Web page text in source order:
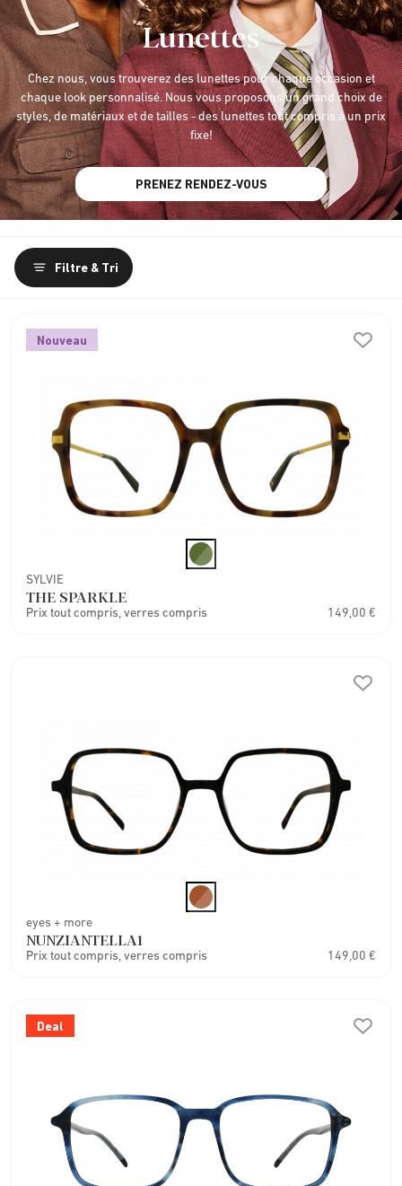
Lunettes
Chez nous, vous trouverez des lunettes pour chaque occasion et
chaque look personnalisé. Nous vous proposons un grand choix de
styles, de matériaux et de tailles - des lunettes tout compris à un prix
fixe!
PRENEZ RENDEZ-VOUS
Filtre & Tri
Nouveau
SYLVIE
THE SPARKLE
Prix tout compris, verres compris 149,00 €
eyes + more
NUNZIANTELLA1
Prix tout compris, verres compris 149,00 €
Deal